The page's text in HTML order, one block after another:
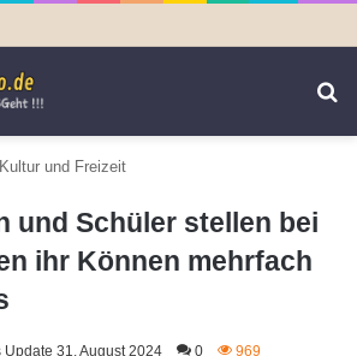
und Freizeit
und Schüler stellen bei
ihr Können mehrfach
Update 31. August 2024 0 969